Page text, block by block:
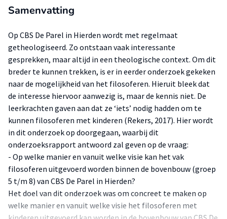
Samenvatting
Op CBS De Parel in Hierden wordt met regelmaat
getheologiseerd. Zo ontstaan vaak interessante
gesprekken, maar altijd in een theologische context. Om dit
breder te kunnen trekken, is er in eerder onderzoek gekeken
naar de mogelijkheid van het filosoferen. Hieruit bleek dat
de interesse hiervoor aanwezig is, maar de kennis niet. De
leerkrachten gaven aan dat ze ‘iets’ nodig hadden om te
kunnen filosoferen met kinderen (Rekers, 2017). Hier wordt
in dit onderzoek op doorgegaan, waarbij dit
onderzoeksrapport antwoord zal geven op de vraag:
- Op welke manier en vanuit welke visie kan het vak
filosoferen uitgevoerd worden binnen de bovenbouw (groep
5 t/m 8) van CBS De Parel in Hierden?
Het doel van dit onderzoek was om concreet te maken op
welke manier en vanuit welke visie het filosoferen met